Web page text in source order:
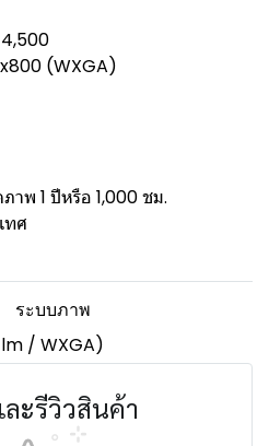
(WXGA)
าพ 1 ปีหรือ 1,000 ชม.
ทศ
ระบบภาพ
/ WXGA)
ะรีวิวสินค้า